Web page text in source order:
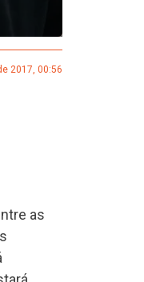
2017, 00:56
as